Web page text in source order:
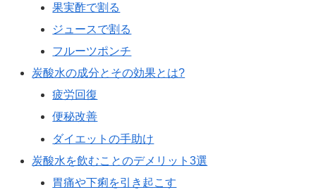
果実酢で割る
ジュースで割る
フルーツポンチ
炭酸水の成分とその効果とは?
疲労回復
便秘改善
ダイエットの手助け
炭酸水を飲むことのデメリット3選
胃痛や下痢を引き起こす